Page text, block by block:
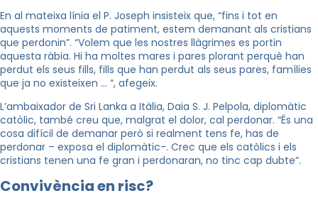
En al mateixa línia el P. Joseph insisteix que, “fins i tot en
aquests moments de patiment, estem demanant als cristians
que perdonin”. “Volem que les nostres llàgrimes es portin
aquesta ràbia. Hi ha moltes mares i pares plorant perquè han
perdut els seus fills, fills que han perdut als seus pares, famílies
que ja no existeixen … “, afegeix.
L’ambaixador de Sri Lanka a Itàlia, Daia S. J. Pelpola, diplomàtic
catòlic, també creu que, malgrat el dolor, cal perdonar. “És una
cosa difícil de demanar però si realment tens fe, has de
perdonar – exposa el diplomàtic-. Crec que els catòlics i els
cristians tenen una fe gran i perdonaran, no tinc cap dubte”.
Convivència en risc?